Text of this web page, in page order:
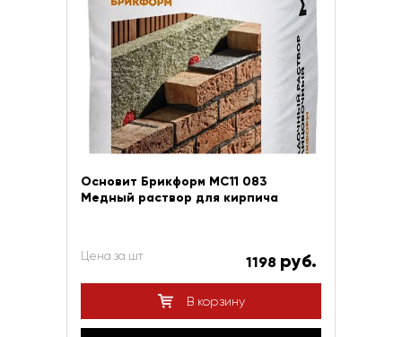
Основит Брикформ МС11 083
Медный раствор для кирпича
Цена за шт 1198 руб.
В корзину